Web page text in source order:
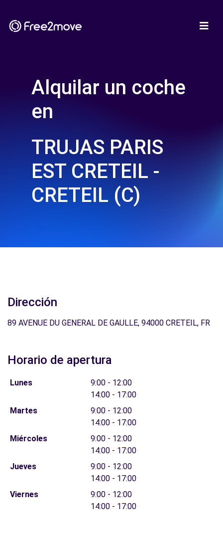
Alquilar un coche
en
TRUJAS PARIS
EST CRETEIL -
CRETEIL (C)
Dirección
89 AVENUE DU GENERAL DE GAULLE, 94000 CRETEIL, FR
Horario de apertura
Lunes
9:00 - 12:00
14:00 - 17:00
Martes
9:00 - 12:00
14:00 - 17:00
Miércoles
9:00 - 12:00
14:00 - 17:00
Jueves
9:00 - 12:00
14:00 - 17:00
Viernes
9:00 - 12:00
14:00 - 17:00